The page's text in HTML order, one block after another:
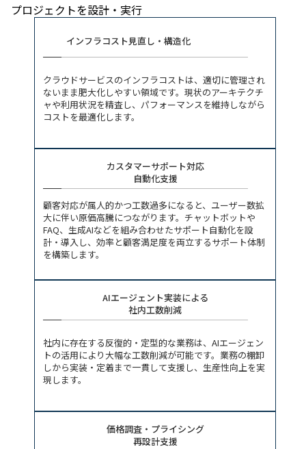
プロジェクトを設計・実行
インフラコスト見直し・構造化
クラウドサービスのインフラコストは、適切に管理され
ないまま肥大化しやすい領域です。現状のアーキテクチ
ャや利用状況を精査し、パフォーマンスを維持しながら
コストを最適化します。
カスタマーサポート対応
自動化支援
顧客対応が属人的かつ工数過多になると、ユーザー数拡
大に伴い原価高騰につながります。チャットボットや
FAQ、生成AIなどを組み合わせたサポート自動化を設
計・導入し、効率と顧客満足度を両立するサポート体制
を構築します。
AIエージェント実装による
社内工数削減
社内に存在する反復的・定型的な業務は、AIエージェン
トの活用により大幅な工数削減が可能です。業務の棚卸
しから実装・定着まで一貫して支援し、生産性向上を実
現します。
価格調査・プライシング
再設計支援